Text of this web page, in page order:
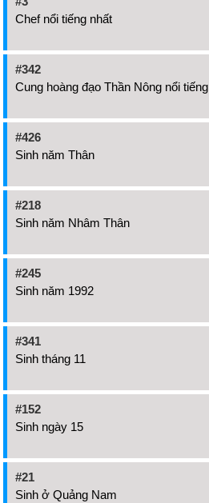
Chef nổi tiếng nhất
#342
Cung hoàng đạo Thần Nông nổi tiếng
#426
Sinh năm Thân
#218
Sinh năm Nhâm Thân
#245
Sinh năm 1992
#341
Sinh tháng 11
#152
Sinh ngày 15
#21
Sinh ở Quảng Nam